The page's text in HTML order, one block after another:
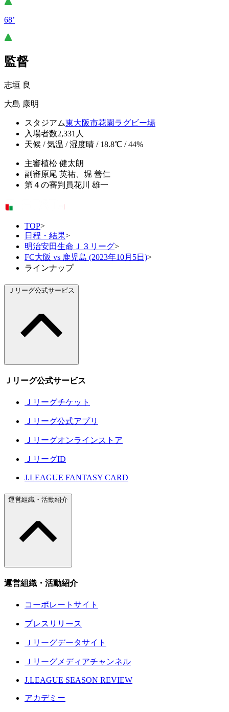
68’
監督
志垣 良
大島 康明
スタジアム東大阪市花園ラグビー場
入場者数2,331人
天候 / 気温 / 湿度晴 / 18.8℃ / 44%
主審植松 健太朗
副審原尾 英祐、堀 善仁
第４の審判員花川 雄一
TOP>
日程・結果>
明治安田生命Ｊ３リーグ>
FC大阪 vs 鹿児島 (2023年10月5日)>
ラインナップ
Ｊリーグ公式サービス
Ｊリーグ公式サービス
Ｊリーグチケット
Ｊリーグ公式アプリ
Ｊリーグオンラインストア
ＪリーグID
J.LEAGUE FANTASY CARD
運営組織・活動紹介
運営組織・活動紹介
コーポレートサイト
プレスリリース
Ｊリーグデータサイト
Ｊリーグメディアチャンネル
J.LEAGUE SEASON REVIEW
アカデミー